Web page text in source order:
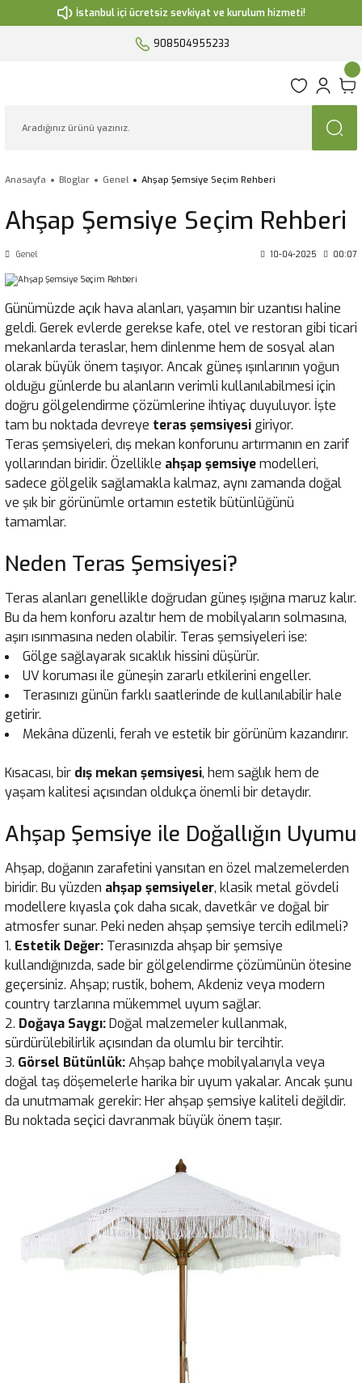
İstanbul içi ücretsiz sevkiyat ve kurulum hizmeti!
908504955233
Anasayfa Bloglar Genel Ahşap Şemsiye Seçim Rehberi
Ahşap Şemsiye Seçim Rehberi
Genel 10-04-2025 00:07
Günümüzde açık hava alanları, yaşamın bir uzantısı haline
geldi. Gerek evlerde gerekse kafe, otel ve restoran gibi ticari
mekanlarda teraslar, hem dinlenme hem de sosyal alan
olarak büyük önem taşıyor. Ancak güneş ışınlarının yoğun
olduğu günlerde bu alanların verimli kullanılabilmesi için
doğru gölgelendirme çözümlerine ihtiyaç duyuluyor. İşte
tam bu noktada devreye teras şemsiyesi giriyor.
Teras şemsiyeleri, dış mekan konforunu artırmanın en zarif
yollarından biridir. Özellikle ahşap şemsiyemodelleri,
sadece gölgelik sağlamakla kalmaz, aynı zamanda doğal
ve şık bir görünümle ortamın estetik bütünlüğünü
tamamlar.
Neden Teras Şemsiyesi?
Teras alanları genellikle doğrudan güneş ışığına maruz kalır.
Bu da hem konforu azaltır hem de mobilyaların solmasına,
aşırı ısınmasına neden olabilir. Teras şemsiyeleri ise:
Gölge sağlayarak sıcaklık hissini düşürür.
UV koruması ile güneşin zararlı etkilerini engeller.
Terasınızı günün farklı saatlerinde de kullanılabilir hale
getirir.
Mekâna düzenli, ferah ve estetik bir görünüm kazandırır.
Kısacası, bir dış mekan şemsiyesi, hem sağlık hem de
yaşam kalitesi açısından oldukça önemli bir detaydır.
Ahşap Şemsiye ile Doğallığın Uyumu
Ahşap, doğanın zarafetini yansıtan en özel malzemelerden
biridir. Bu yüzden ahşap şemsiyeler, klasik metal gövdeli
modellere kıyasla çok daha sıcak, davetkâr ve doğal bir
atmosfer sunar. Peki neden ahşap şemsiye tercih edilmeli?
Estetik Değer: Terasınızda ahşap bir şemsiye
kullandığınızda, sade bir gölgelendirme çözümünün ötesine
geçersiniz. Ahşap; rustik, bohem, Akdeniz veya modern
country tarzlarına mükemmel uyum sağlar.
Doğaya Saygı:Doğal malzemeler kullanmak,
sürdürülebilirlik açısından da olumlu bir tercihtir.
Görsel Bütünlük:Ahşap bahçe mobilyalarıyla veya
doğal taş döşemelerle harika bir uyum yakalar. Ancak şunu
da unutmamak gerekir: Her ahşap şemsiye kaliteli değildir.
Bu noktada seçici davranmak büyük önem taşır.